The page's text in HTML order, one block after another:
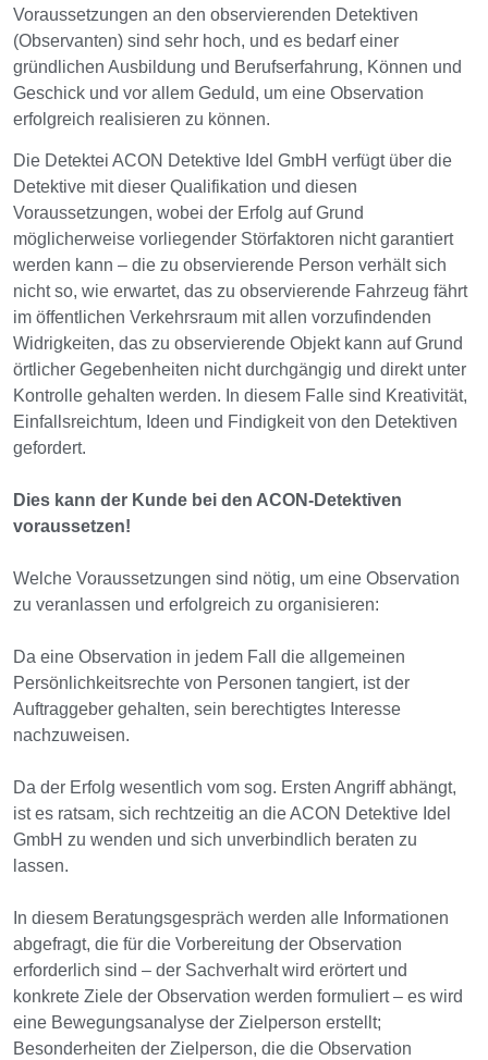
Voraussetzungen an den observierenden Detektiven
(Observanten) sind sehr hoch, und es bedarf einer
gründlichen Ausbildung und Berufserfahrung, Können und
Geschick und vor allem Geduld, um eine Observation
erfolgreich realisieren zu können.
Die Detektei ACON Detektive Idel GmbH verfügt über die
Detektive mit dieser Qualifikation und diesen
Voraussetzungen, wobei der Erfolg auf Grund
möglicherweise vorliegender Störfaktoren nicht garantiert
werden kann – die zu observierende Person verhält sich
nicht so, wie erwartet, das zu observierende Fahrzeug fährt
im öffentlichen Verkehrsraum mit allen vorzufindenden
Widrigkeiten, das zu observierende Objekt kann auf Grund
örtlicher Gegebenheiten nicht durchgängig und direkt unter
Kontrolle gehalten werden. In diesem Falle sind Kreativität,
Einfallsreichtum, Ideen und Findigkeit von den Detektiven
gefordert.
Dies kann der Kunde bei den ACON-Detektiven
voraussetzen!
Welche Voraussetzungen sind nötig, um eine Observation
zu veranlassen und erfolgreich zu organisieren:
Da eine Observation in jedem Fall die allgemeinen
Persönlichkeitsrechte von Personen tangiert, ist der
Auftraggeber gehalten, sein berechtigtes Interesse
nachzuweisen.
Da der Erfolg wesentlich vom sog. Ersten Angriff abhängt,
ist es ratsam, sich rechtzeitig an die ACON Detektive Idel
GmbH zu wenden und sich unverbindlich beraten zu
lassen.
In diesem Beratungsgespräch werden alle Informationen
abgefragt, die für die Vorbereitung der Observation
erforderlich sind – der Sachverhalt wird erörtert und
konkrete Ziele der Observation werden formuliert – es wird
eine Bewegungsanalyse der Zielperson erstellt;
Besonderheiten der Zielperson, die die Observation